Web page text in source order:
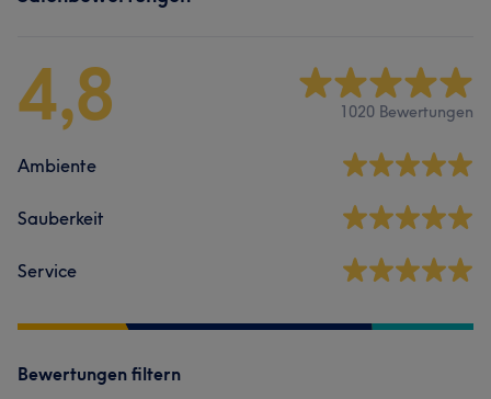
4,8 1020 Bewertungen
Ambiente
Sauberkeit
Service
Bewertungen filtern